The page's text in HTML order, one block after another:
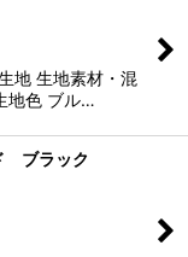
地 生地素材・混
地色 ブル…
ブラック